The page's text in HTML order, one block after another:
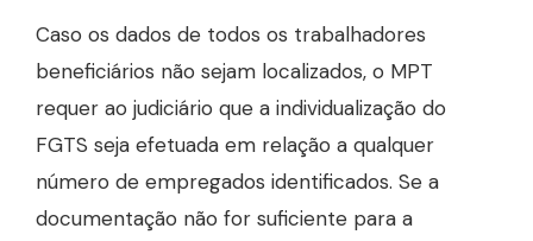
Caso os dados de todos os trabalhadores
beneficiários não sejam localizados, o MPT
requer ao judiciário que a individualização do
FGTS seja efetuada em relação a qualquer
número de empregados identificados. Se a
documentação não for suficiente para a